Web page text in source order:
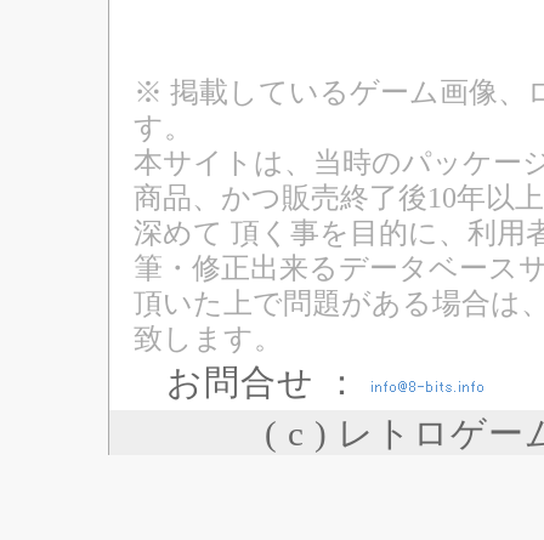
※ 掲載しているゲーム画像、
す。
本サイトは、当時のパッケー
商品、かつ販売終了後10年以
深めて 頂く事を目的に、利用
筆・修正出来るデータベース
頂いた上で問題がある場合は
致します。
お問合せ ：
( c ) レトロゲー